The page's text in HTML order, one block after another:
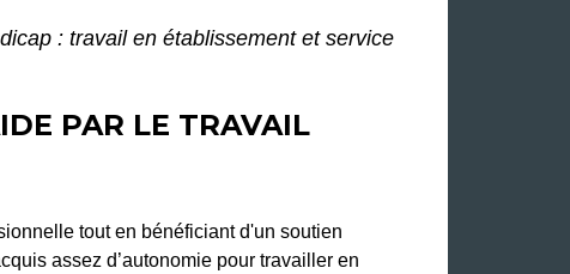
: travail en établissement et service
PAR LE TRAVAIL
tout en bénéficiant d'un soutien
assez d’autonomie pour travailler en